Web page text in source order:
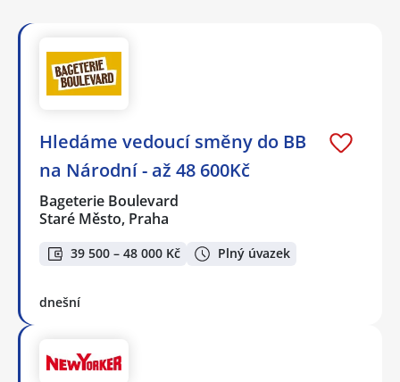
Hledáme vedoucí směny do BB
na Národní - až 48 600Kč
Bageterie Boulevard
Staré Město, Praha
39 500 – 48 000 Kč Plný úvazek
dnešní